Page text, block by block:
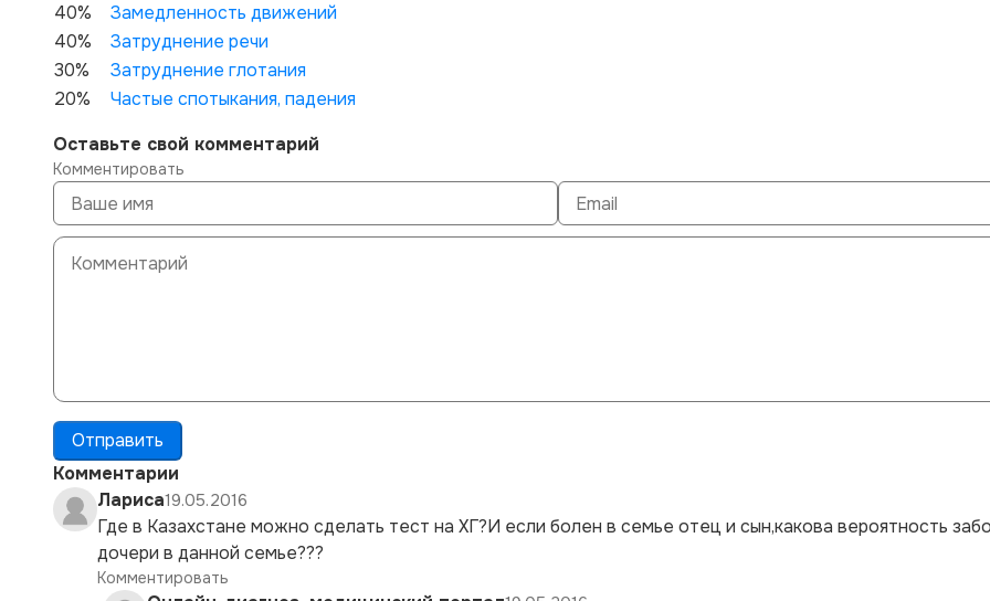
40%
Замедленность движений
40%
Затруднение речи
30%
Затруднение глотания
20%
Частые спотыкания, падения
Оставьте свой комментарий
Комментировать
Отправить
Комментарии
Лариса19.05.2016
Где в Казахстане можно сделать тест на ХГ?И если болен в семье отец и сын,какова вероятность
дочери в данной семье???
Комментировать